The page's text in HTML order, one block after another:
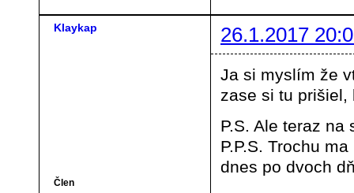
Klaykap 26.1.2017
Člen
Ja si myslím že
zase si tu
P.S. Ale teraz
P.P.S. Trochu
dnes po dvoch